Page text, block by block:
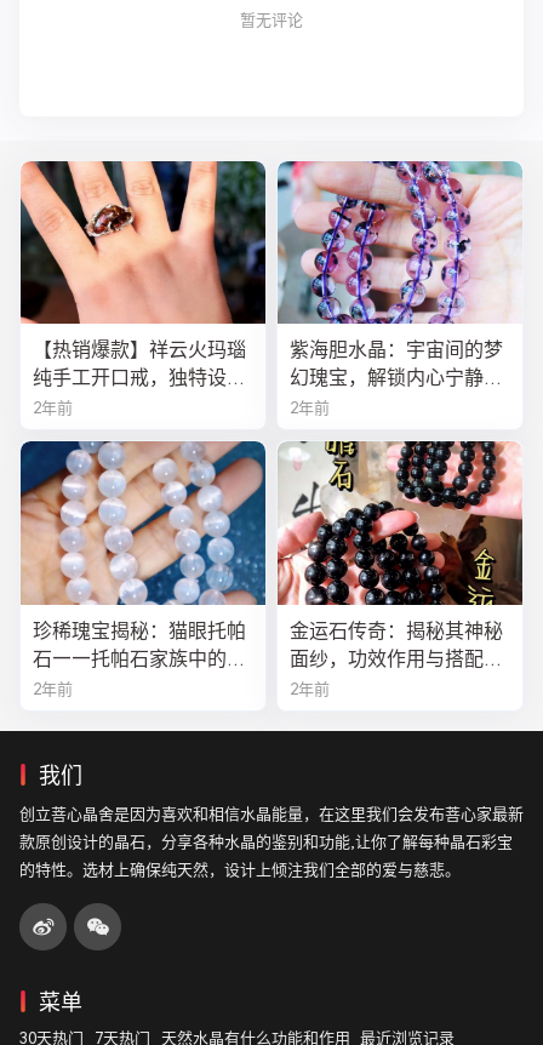
暂无评论
【热销爆款】祥云火玛瑙
纯手工开口戒，独特设计
寓意吉祥，时尚与灵性的
2年前
紫海胆水晶：宇宙间的梦
幻瑰宝，解锁内心宁静与
疗愈之秘
2年前
珍稀瑰宝揭秘：猫眼托帕
石——托帕石家族中的绝
美异类
2年前
金运石传奇：揭秘其神秘
面纱，功效作用与搭配法
全解析
2年前
我们
创立菩心晶舍是因为喜欢和相信水晶能量，在这里我们会发布菩心家最新
款原创设计的晶石，分享各种水晶的鉴别和功能,让你了解每种晶石彩宝
的特性。选材上确保纯天然，设计上倾注我们全部的爱与慈悲。
菜单
30天热门 7天热门 天然水晶有什么功能和作用 最近浏览记录